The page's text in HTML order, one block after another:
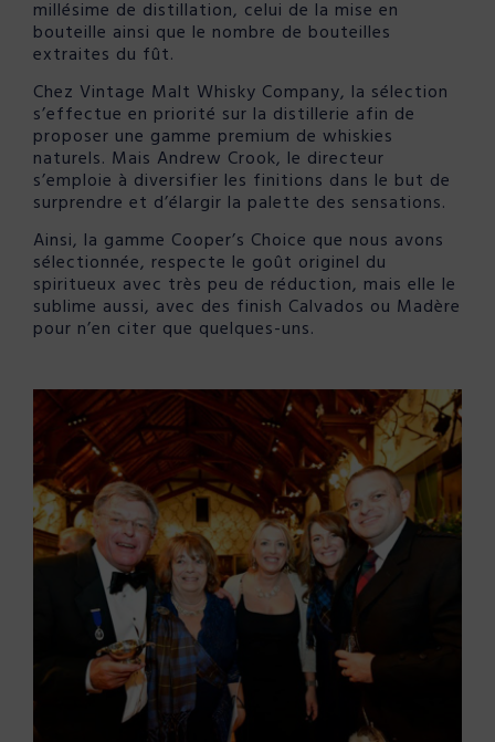
millésime de distillation, celui de la mise en
bouteille ainsi que le nombre de bouteilles
extraites du fût.
Chez Vintage Malt Whisky Company, la sélection
s’effectue en priorité sur la distillerie afin de
proposer une gamme premium de whiskies
naturels. Mais Andrew Crook, le directeur
s’emploie à diversifier les finitions dans le but de
surprendre et d’élargir la palette des sensations.
Ainsi, la gamme Cooper’s Choice que nous avons
sélectionnée, respecte le goût originel du
spiritueux avec très peu de réduction, mais elle le
sublime aussi, avec des finish Calvados ou Madère
pour n’en citer que quelques-uns.